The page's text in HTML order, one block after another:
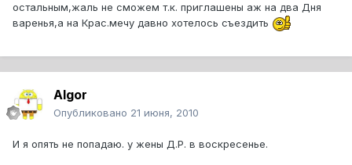
остальным,жаль не сможем т.к. приглашены аж на два Дня
варенья,а на Крас.мечу давно хотелось съездить
Algor
Опубликовано 21 июня, 2010
И я опять не попадаю. у жены Д.Р. в воскресенье.